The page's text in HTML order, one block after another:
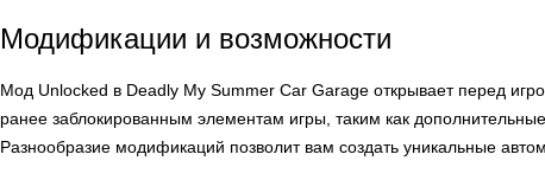
Модификации и возможности
Мод Unlocked в Deadly My Summer Car Garage открывает перед
ранее заблокированным элементам игры, таким как
Разнообразие модификаций позволит вам создать уникальные